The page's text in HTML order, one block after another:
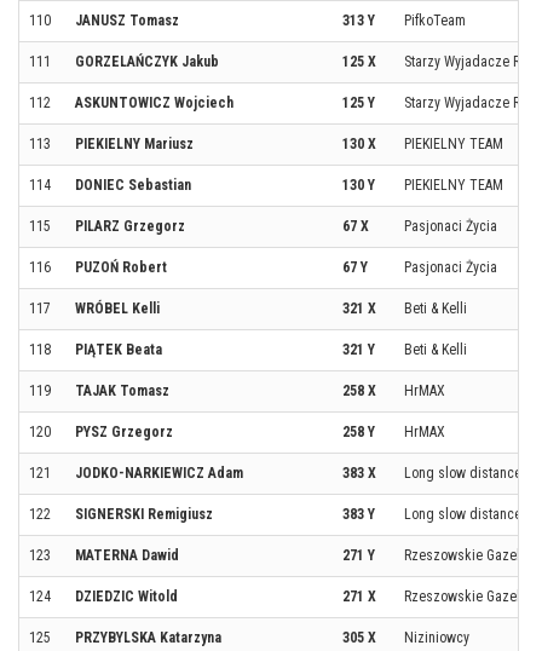
110 JANUSZ Tomasz 313 Y PifkoTeam
111 GORZELAŃCZYK Jakub 125 X Starzy Wyjadacze
112 ASKUNTOWICZ Wojciech 125 Y Starzy Wyjadacze
113 PIEKIELNY Mariusz 130 X PIEKIELNY TEAM
114 DONIEC Sebastian 130 Y PIEKIELNY TEAM
115 PILARZ Grzegorz 67 X Pasjonaci Życia
116 PUZOŃ Robert 67 Y Pasjonaci Życia
117 WRÓBEL Kelli 321 X Beti & Kelli
118 PIĄTEK Beata 321 Y Beti & Kelli
119 TAJAK Tomasz 258 X HrMAX
120 PYSZ Grzegorz 258 Y HrMAX
121 JODKO-NARKIEWICZ Adam 383 X Long slow distance
122 SIGNERSKI Remigiusz 383 Y Long slow distance
123 MATERNA Dawid 271 Y Rzeszowskie Gazele i
124 DZIEDZIC Witold 271 X Rzeszowskie Gazele i
125 PRZYBYLSKA Katarzyna 305 X Niziniowcy